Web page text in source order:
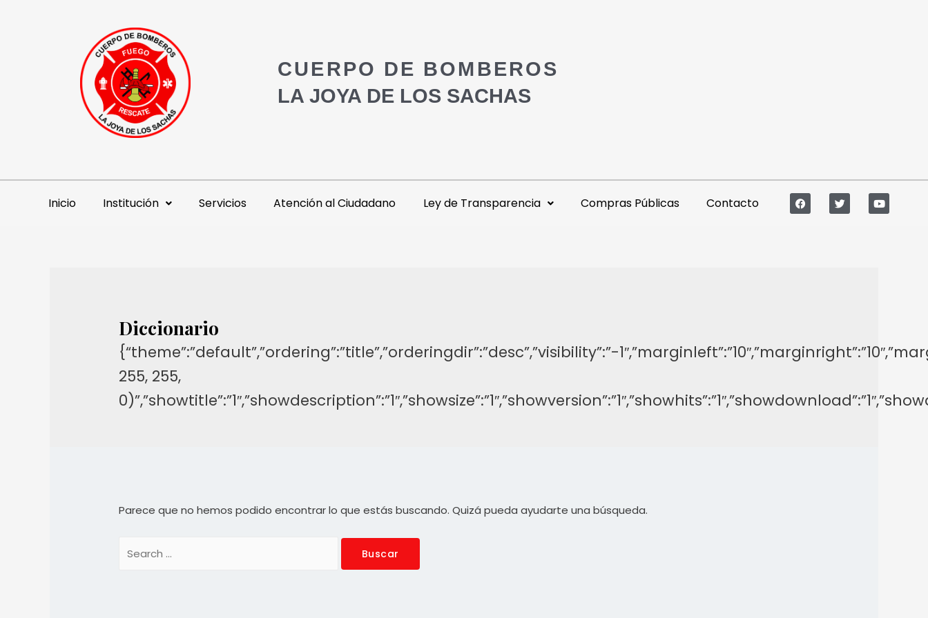
CUERPO DE BOMBEROS
LA JOYA DE LOS SACHAS
Inicio Institución Servicios Atención al Ciudadano Ley de Transparencia Compras Públicas Contacto
Diccionario
{“theme”:”default”,”ordering”:”title”,”orderingdir”:”desc”,”visibility”:”-
255, 255,
Parece que no hemos podido encontrar lo que estás buscando. Quizá pueda ayudarte una búsqueda.